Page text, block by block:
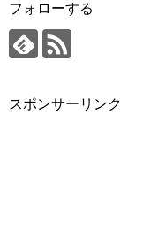
フォローする
スポンサーリンク